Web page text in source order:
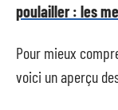
poulailler : les
Pour mieux
voici un aperçu